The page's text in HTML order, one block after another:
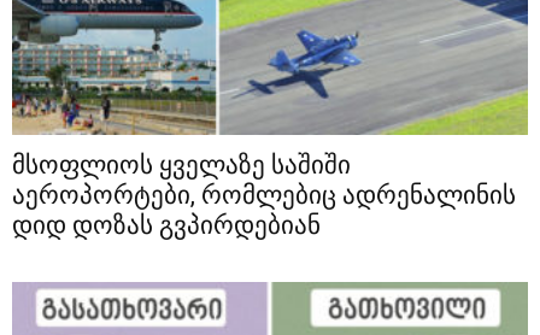
მსოფლიოს ყველაზე საშიში
აეროპორტები, რომლებიც ადრენალინის
დიდ დოზას გვპირდებიან